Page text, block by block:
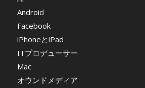
Android
Facebook
iPhoneとiPad
ITプロデューサー
Mac
オウンドメディア